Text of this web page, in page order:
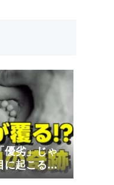
優劣」じゃ
に起こる遺